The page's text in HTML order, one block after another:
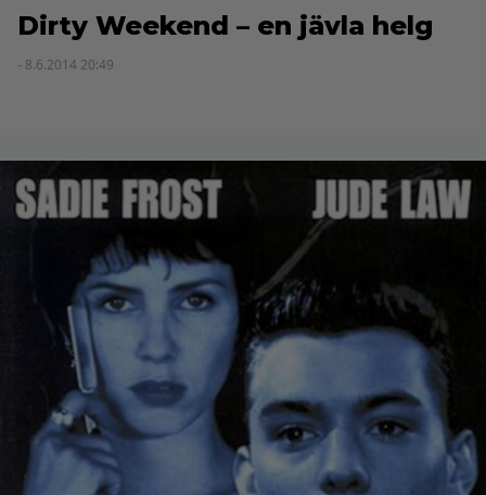
Dirty Weekend – en jävla helg
- 8.6.2014 20:49